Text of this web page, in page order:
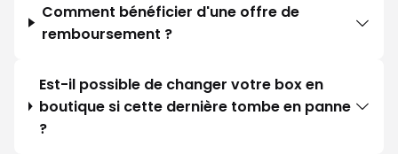
Comment bénéficier d'une offre de
remboursement ?
Est-il possible de changer votre box en
boutique si cette dernière tombe en panne
?